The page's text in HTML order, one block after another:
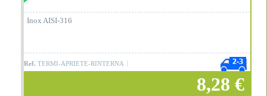
Inox AISI-316
Ref. TERMI-APRIETE-RINTERNA
8,28 €